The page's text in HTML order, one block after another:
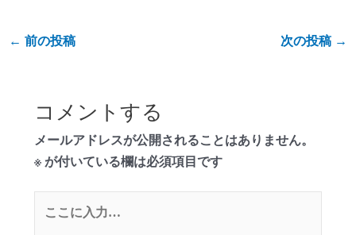
← 前の投稿 次の投稿 →
コメントする
メールアドレスが公開されることはありません。
※が付いている欄は必須項目です